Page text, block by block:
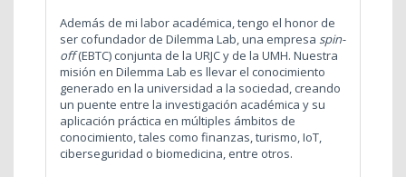
Además de mi labor académica, tengo el honor de
ser cofundador de Dilemma Lab, una empresa spin-
off(EBTC) conjunta de la URJC y de la UMH. Nuestra
misión en Dilemma Lab es llevar el conocimiento
generado en la universidad a la sociedad, creando
un puente entre la investigación académica y su
aplicación práctica en múltiples ámbitos de
conocimiento, tales como finanzas, turismo, IoT,
ciberseguridad o biomedicina, entre otros.